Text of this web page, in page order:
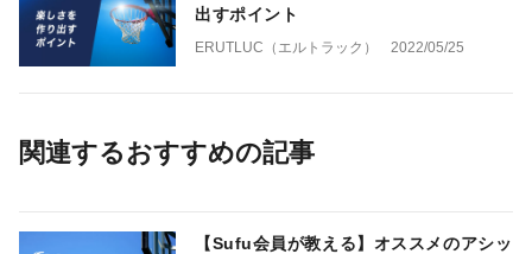
出すポイント
ERUTLUC（エルトラック） 2022/05/25
関連するおすすめの記事
【Sufu会員が教える】オススメのアシッ